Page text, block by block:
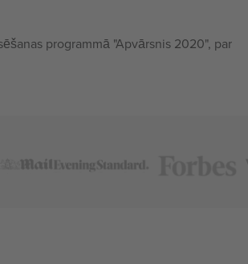
programmā "Apvārsnis 2020", par